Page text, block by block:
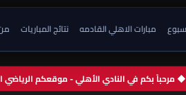
مبارات الاهلي القادمه نتائج المباريات
◆ مرحباً بكم في النادي الأهلي - موقعكم الرياضي